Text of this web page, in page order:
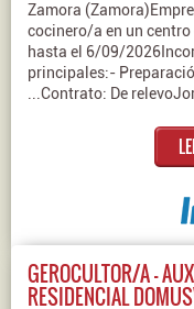
Zamora
cocinero/a en un
hasta el 6/09/
principales:-
...Contrato: De
GEROCULTOR/A -
RESIDENCIAL